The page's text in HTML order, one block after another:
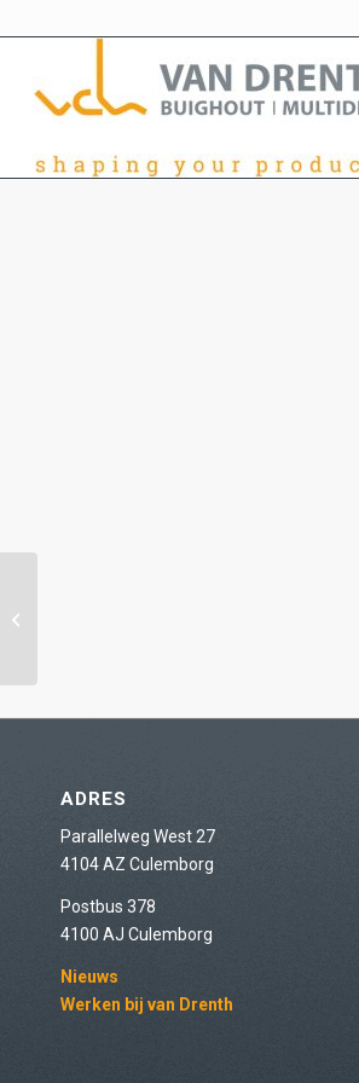
ADRES
Parallelweg West 27
4104 AZ Culemborg
Postbus 378
4100 AJ Culemborg
Nieuws
Werken bij van Drenth